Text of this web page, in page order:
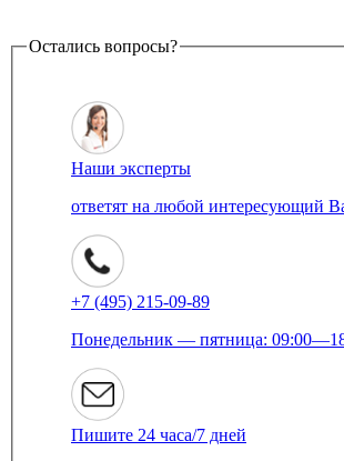
Остались вопросы?
Наши эксперты
ответят на любой интересующий
+7 (495) 215-09-89
Понедельник — пятница:
Пишите 24 часа/7 дней